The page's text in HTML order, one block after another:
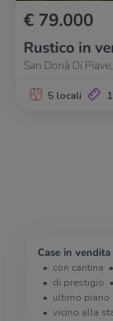
€ 79.000
Rustico in
San Donà Di
5 locali
Case in
con cantina
di prestigio
ultimo piano
vicino alla